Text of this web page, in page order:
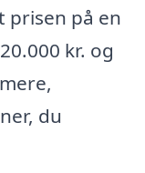
prisen på en
kr. og
du